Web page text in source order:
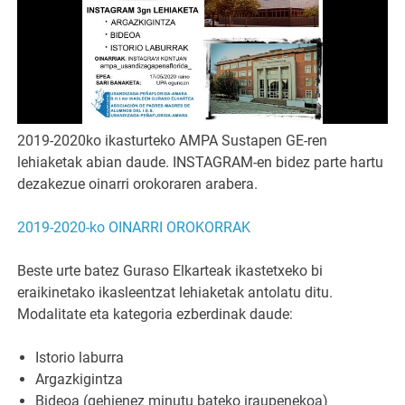
2019-2020ko ikasturteko AMPA Sustapen GE-ren
lehiaketak abian daude. INSTAGRAM-en bidez parte hartu
dezakezue oinarri orokoraren arabera.
2019-2020-ko OINARRI OROKORRAK
Beste urte batez Guraso Elkarteak ikastetxeko bi
eraikinetako ikasleentzat lehiaketak antolatu ditu.
Modalitate eta kategoria ezberdinak daude:
Istorio laburra
Argazkigintza
Bideoa (gehienez minutu bateko iraupenekoa)